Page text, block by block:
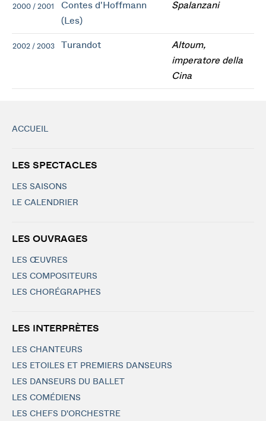
2000 / 2001
Contes d'Hoffmann
(Les)
Spalanzani
2002 / 2003 Turandot
Altoum,
imperatore della
Cina
ACCUEIL
LES SPECTACLES
LES SAISONS
LE CALENDRIER
LES OUVRAGES
LES ŒUVRES
LES COMPOSITEURS
LES CHORÉGRAPHES
LES INTERPRÈTES
LES CHANTEURS
LES ETOILES ET PREMIERS DANSEURS
LES DANSEURS DU BALLET
LES COMÉDIENS
LES CHEFS D'ORCHESTRE